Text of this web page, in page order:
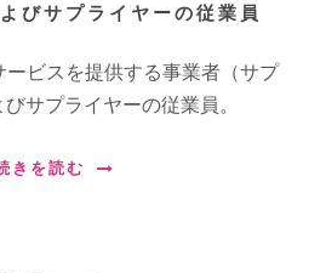
びサプライヤーの従業員
ビスを提供する事業者（サプ
サプライヤーの従業員。
きを読む